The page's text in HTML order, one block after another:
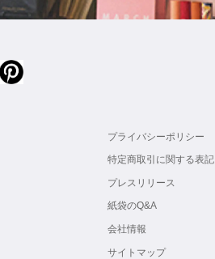
プライバシーポリシー
特定商取引に関する表記
プレスリリース
紙袋のQ&A
会社情報
サイトマップ